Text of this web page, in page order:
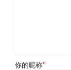
你的昵称*